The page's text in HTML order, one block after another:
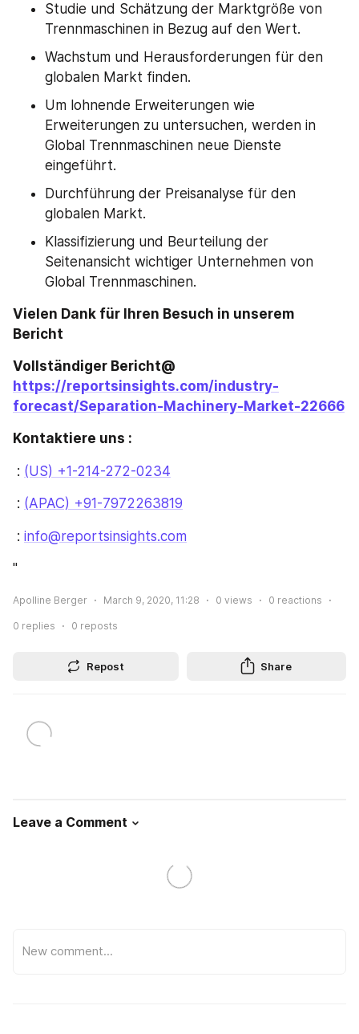
Studie und Schätzung der Marktgröße von
Trennmaschinen in Bezug auf den Wert.
Wachstum und Herausforderungen für den
globalen Markt finden.
Um lohnende Erweiterungen wie
Erweiterungen zu untersuchen, werden in
Global Trennmaschinen neue Dienste
eingeführt.
Durchführung der Preisanalyse für den
globalen Markt.
Klassifizierung und Beurteilung der
Seitenansicht wichtiger Unternehmen von
Global Trennmaschinen.
Vielen Dank für Ihren Besuch in unserem
Bericht
https://reportsinsights.com/industry-
forecast/Separation-Machinery-Market-22666
Kontaktiere uns :
: (US) +1-214-272-0234
: (APAC) +91-7972263819
: info@reportsinsights.com
"
Apolline Berger March 9, 2020, 11:28 0 views 0 reactions
0 replies 0 reposts
Repost Share
Leave a Comment